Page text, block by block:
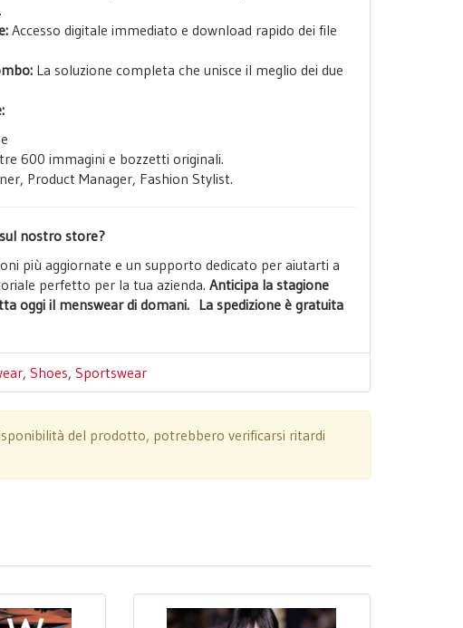
Accesso digitale immediato e download rapido dei file
La soluzione completa che unisce il meglio dei due
600 immagini e bozzetti originali.
Product Manager, Fashion Stylist.
nostro store?
più aggiornate e un supporto dedicato per aiutarti a
perfetto per la tua azienda. Anticipa la stagione
oggi il menswear di domani. La spedizione è gratuita
, Shoes, Sportswear
del prodotto, potrebbero verificarsi ritardi